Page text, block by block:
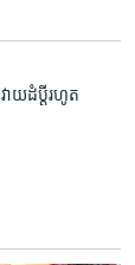
ាយដំ​ប្តី​រហូត​